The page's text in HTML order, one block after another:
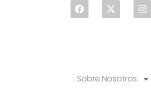
Sobre Nosotros